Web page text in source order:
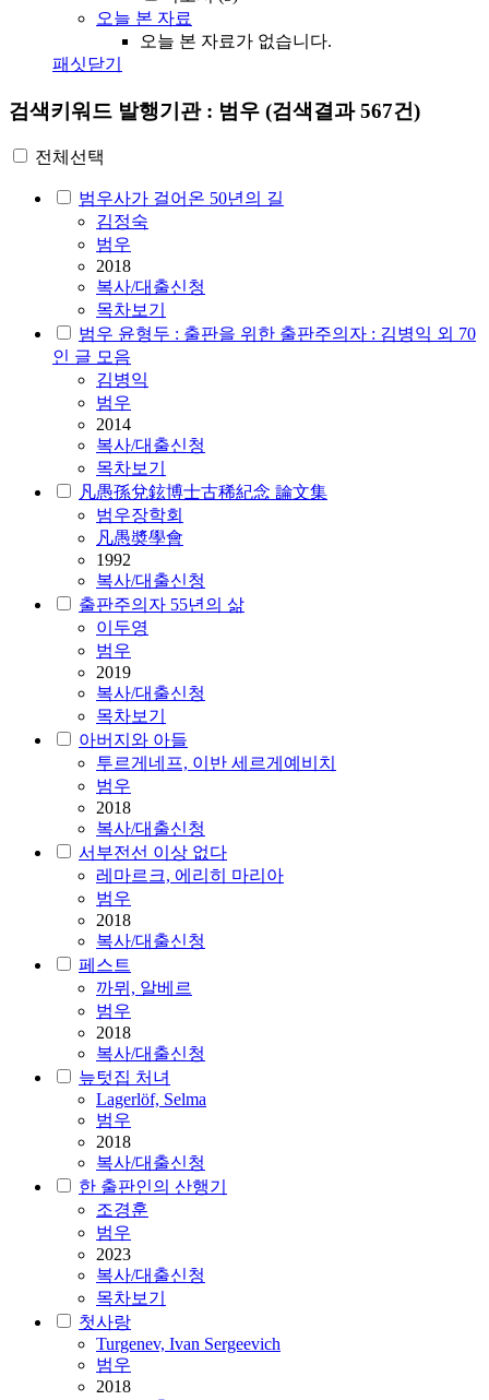
오늘 본 자료
오늘 본 자료가 없습니다.
패싯닫기
검색키워드 발행기관 : 범우 (검색결과 567건)
전체선택
범우사가 걸어온 50년의 길
김정숙
범우
2018
복사/대출신청
목차보기
범우 윤형두 : 출판을 위한 출판주의자 : 김병익 외 70
인 글 모음
김병익
범우
2014
복사/대출신청
목차보기
凡愚孫兌鉉博士古稀紀念 論文集
범우장학회
凡愚奬學會
1992
복사/대출신청
출판주의자 55년의 삶
이두영
범우
2019
복사/대출신청
목차보기
아버지와 아들
투르게네프, 이반 세르게예비치
범우
2018
복사/대출신청
서부전선 이상 없다
레마르크, 에리히 마리아
범우
2018
복사/대출신청
페스트
까뮈, 알베르
범우
2018
복사/대출신청
늪텃집 처녀
Lagerlöf, Selma
범우
2018
복사/대출신청
한 출판인의 산행기
조경훈
범우
2023
복사/대출신청
목차보기
첫사랑
Turgenev, Ivan Sergeevich
범우
2018